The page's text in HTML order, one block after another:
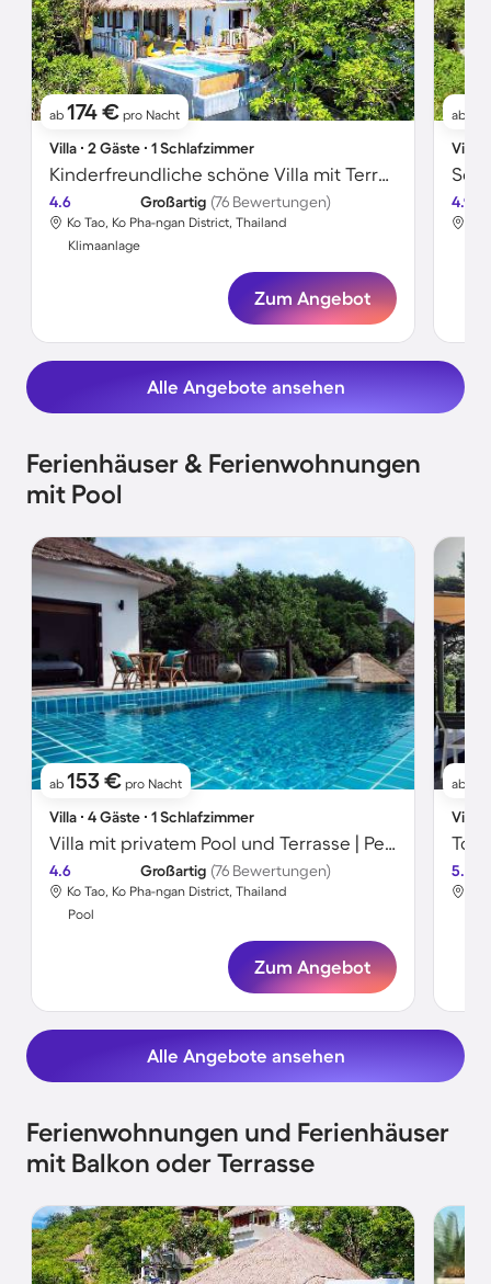
ab 174 € pro Nacht
Villa ∙ 2 Gäste ∙ 1 Schlafzimmer
Kinderfreundliche schöne Villa mit Terrasse und privatem Pool | Meerblick | Nah am Strand | Perfekt für die Arbeit von Zuhause
4.6 Großartig (76 Bewertungen)
Ko Tao, Ko Pha-ngan District, Thailand
Klimaanlage
Zum Angebot
ab
Villa
4.9
Alle Angebote ansehen
Ferienhäuser & Ferienwohnungen
mit Pool
ab 153 € pro Nacht
Villa ∙ 4 Gäste ∙ 1 Schlafzimmer
Villa mit privatem Pool und Terrasse | Perfekt für die Arbeit von Zuhause
4.6 Großartig (76 Bewertungen)
Ko Tao, Ko Pha-ngan District, Thailand
Pool
Zum Angebot
ab
Villa
5.0
Alle Angebote ansehen
Ferienwohnungen und Ferienhäuser
mit Balkon oder Terrasse